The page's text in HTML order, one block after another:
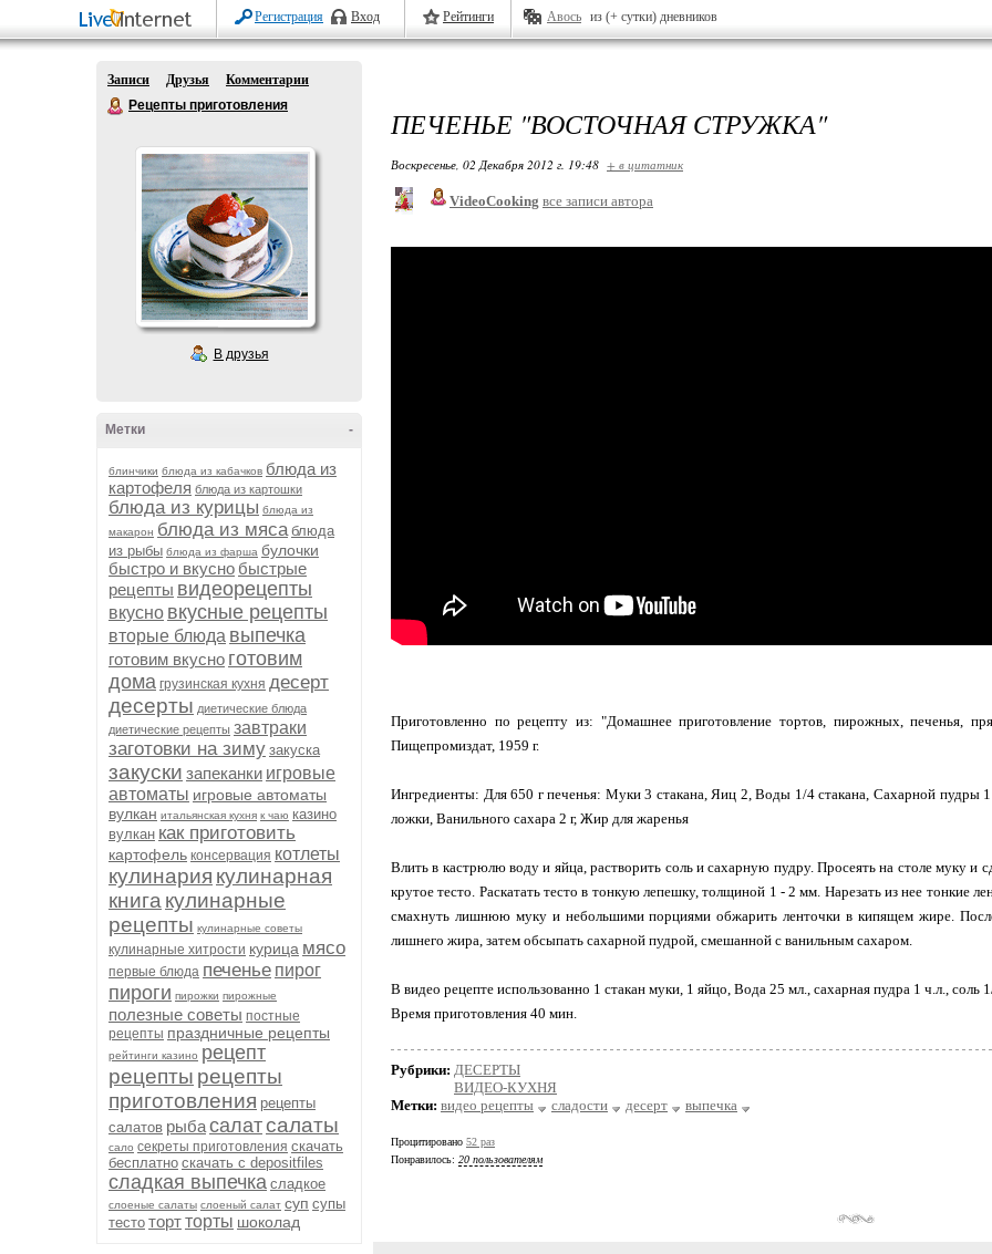
Регистрация Вход Рейтинги Авось из (+ сутки) дневников
Записи Друзья
Комментарии
Рецепты приготовления
В друзья
-
Метки
блинчики блюда из кабачков блюда из
картофеля блюда из картошки
блюда из курицы блюда из
макарон блюда из мяса блюда
из рыбы блюда из фарша булочки
быстро и вкусно быстрые
рецепты видеорецепты
вкусно вкусные рецепты
вторые блюда выпечка
готовим вкусно готовим
дома грузинская кухня десерт
десерты диетические блюда
диетические рецепты завтраки
заготовки на зиму закуска
закуски запеканки игровые
автоматы игровые автоматы
вулкан итальянская кухня к чаю казино
вулкан как приготовить
картофель консервация котлеты
кулинария кулинарная
книга кулинарные
рецепты кулинарные советы
кулинарные хитрости курица мясо
первые блюда печенье пирог
пироги пирожки пирожные
полезные советы постные
рецепты праздничные рецепты
рейтинги казино рецепт
рецепты рецепты
приготовления рецепты
салатов рыбасалатсалаты
сало секреты приготовления скачать
бесплатно скачать с depositfiles
сладкая выпечка сладкое
слоеные салаты слоеный салат суп супы
тесто тортторты шоколад
ПЕЧЕНЬЕ "ВОСТОЧНАЯ СТРУЖКА"
Воскресенье, 02 Декабря 2012 г. 19:48 + в цитатник
VideoCooking все записи автора
Приготовленно по рецепту из: "Домашнее приготовление тортов, пирожных, печенья,
Пищепромиздат, 1959 г.
Ингредиенты: Для 650 г печенья: Муки 3 стакана, Яиц 2, Воды 1/4 стакана, Сахарной пудры
ложки, Ванильного сахара 2 г, Жир для жаренья
Влить в кастрюлю воду и яйца, растворить соль и сахарную пудру. Просеять на столе муку и
крутое тесто. Раскатать тесто в тонкую лепешку, толщиной 1 - 2 мм. Нарезать из нее тонкие
смахнуть лишнюю муку и небольшими порциями обжарить ленточки в кипящем жире.
лишнего жира, затем обсыпать сахарной пудрой, смешанной с ванильным сахаром.
В видео рецепте использованно 1 стакан муки, 1 яйцо, Вода 25 мл., сахарная пудра 1 ч.л., соль
Время приготовления 40 мин.
Рубрики: ДЕСЕРТЫ
ВИДЕО-КУХНЯ
Метки: видео рецепты сладости десерт выпечка
Процитировано 52 раз
Понравилось: 20 пользователям